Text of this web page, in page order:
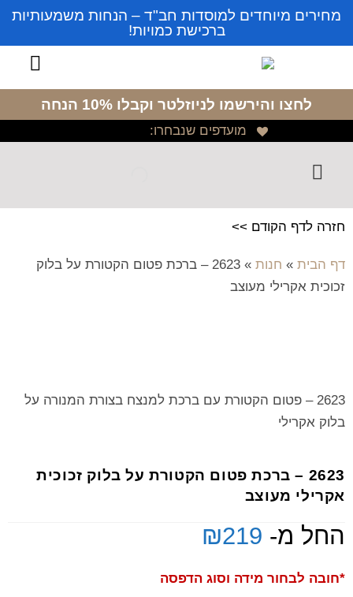
מחירים מיוחדים למוסדות חב"ד – הנחות משמעותיות
ברכישת כמויות!
לחצו והירשמו לניוזלטר וקבלו 10% הנחה
מועדפים שנבחרו:
חזרה לדף הקודם >>
דף הבית » חנות »
2623 – ברכת פטום הקטורת על בלוק
זכוכית אקרילי מעוצב
2623 – פטום הקטורת עם ברכת למנצח בצורת המנורה על
בלוק אקרילי
2623 – ברכת פטום הקטורת על בלוק זכוכית
אקרילי מעוצב
החל מ- ₪219
*חובה לבחור מידה וסוג הדפסה